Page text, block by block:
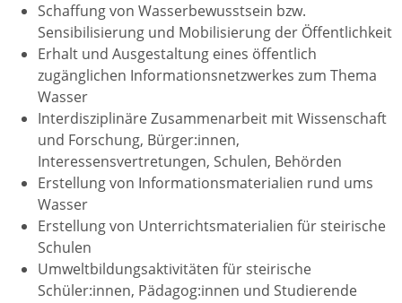
Schaffung von Wasserbewusstsein bzw.
Sensibilisierung und Mobilisierung der Öffentlichkeit
Erhalt und Ausgestaltung eines öffentlich
zugänglichen Informationsnetzwerkes zum Thema
Wasser
Interdisziplinäre Zusammenarbeit mit Wissenschaft
und Forschung, Bürger:innen,
Interessensvertretungen, Schulen, Behörden
Erstellung von Informationsmaterialien rund ums
Wasser
Erstellung von Unterrichtsmaterialien für steirische
Schulen
Umweltbildungsaktivitäten für steirische
Schüler:innen, Pädagog:innen und Studierende